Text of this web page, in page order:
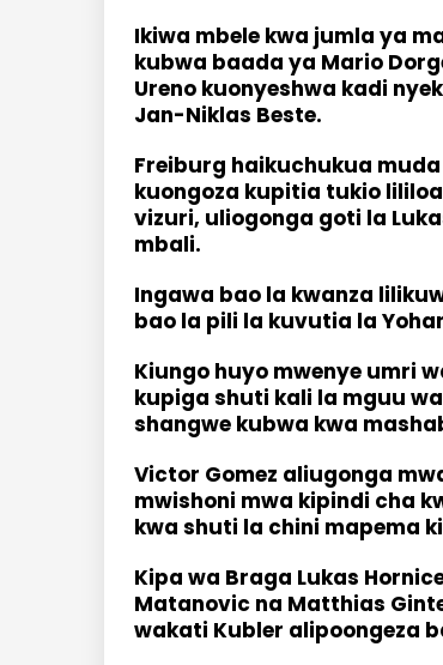
Ikiwa mbele kwa jumla ya
kubwa baada ya Mario
Ureno kuonyeshwa kadi
Jan-Niklas Beste.
Freiburg haikuchukua
kuongoza kupitia tukio
vizuri, uliogonga goti la
mbali.
Ingawa bao la kwanza
bao la pili la kuvutia la
Kiungo huyo mwenye umri
kupiga shuti kali la mguu
shangwe kubwa kwa
Victor Gomez aliugonga
mwishoni mwa kipindi cha
kwa shuti la chini mapema
Kipa wa Braga Lukas
Matanovic na Matthias
wakati Kubler alipoongeza